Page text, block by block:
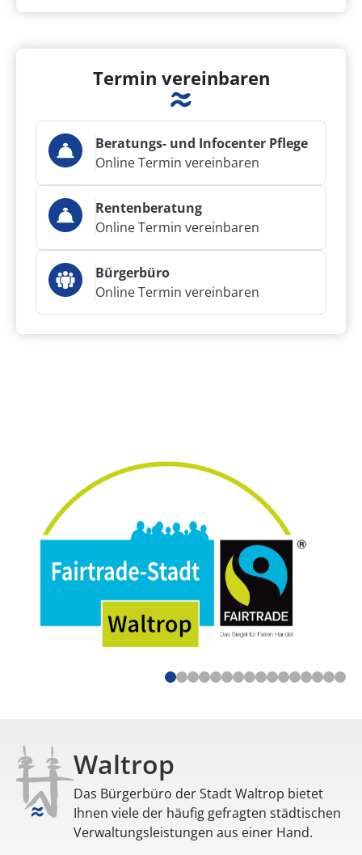
Termin vereinbaren
Beratungs- und Infocenter Pflege
Online Termin vereinbaren
Rentenberatung
Online Termin vereinbaren
Bürgerbüro
Online Termin vereinbaren
Waltrop
Das Bürgerbüro der Stadt Waltrop bietet
Ihnen viele der häufig gefragten städtischen
Verwaltungsleistungen aus einer Hand.